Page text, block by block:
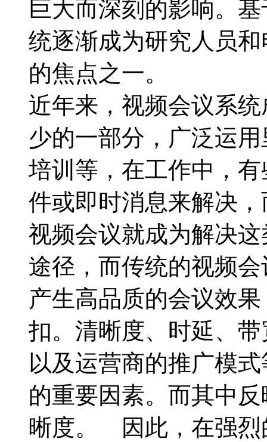
巨大而深刻的影响。
统逐渐成为研究人员
的焦点之一。
近年来，视频会议系
少的一部分，广泛运
培训等，在工作中，
件或即时消息来解决
视频会议就成为解决
途径，而传统的视频
产生高品质的会议效
扣。清晰度、时延、
以及运营商的推广模
的重要因素。而其中
晰度。 因此，在强烈